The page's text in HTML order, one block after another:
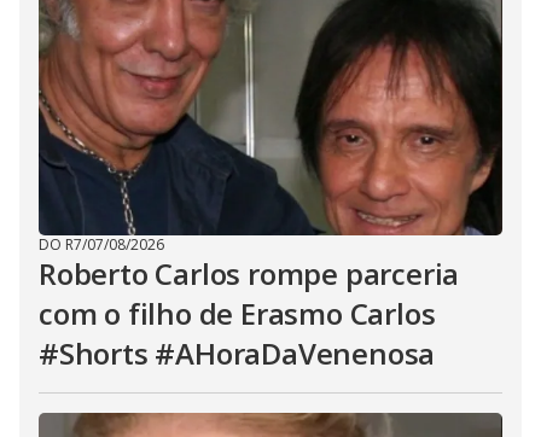
DO R7/07/08/2026
Roberto Carlos rompe parceria
com o filho de Erasmo Carlos
#Shorts #AHoraDaVenenosa